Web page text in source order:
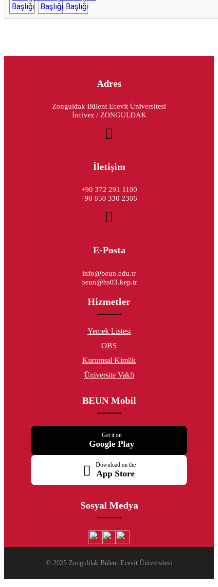
Adres
Zonguldak Bülent Ecevit Üniversitesi
İncivez / ZONGULDAK
İletişim
+90 372 291 1100
+90 850 330 2386
E-Posta
info@beun.edu.tr
beun@hs03.kep.tr
Hizmetler
Yemek Listesi
OBS
Kurumsal Kimlik
Üniversite Vakfı
BEUN Mobil
Get it on
Google Play
Download on the
App Store
Sosyal Medya
© 2025 Zonguldak Bülent Ecevit Üniversitesi